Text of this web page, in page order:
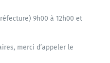
9h00 à 12h00 et
merci d’appeler le